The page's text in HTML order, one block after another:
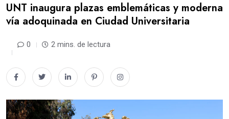
UNT inaugura plazas emblemáticas y moderna
vía adoquinada en Ciudad Universitaria
0 2 mins. de lectura